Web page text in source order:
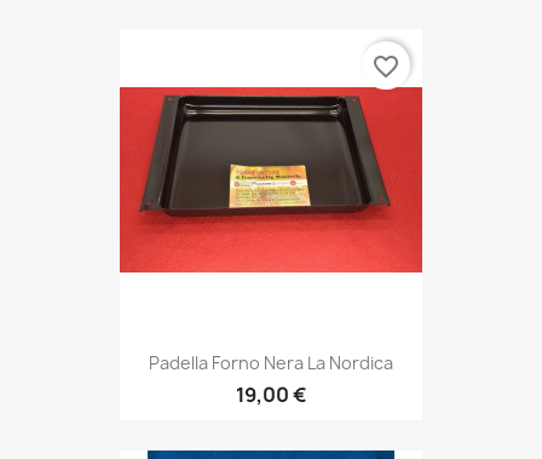
Padella Forno Nera La Nordica
19,00 €
favorite_border